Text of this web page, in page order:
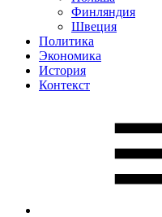
Финляндия
Швеция
Политика
Экономика
История
Контекст